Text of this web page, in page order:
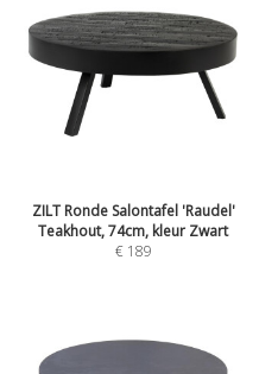
ZILT Ronde Salontafel 'Raudel'
Teakhout, 74cm, kleur Zwart
€ 189